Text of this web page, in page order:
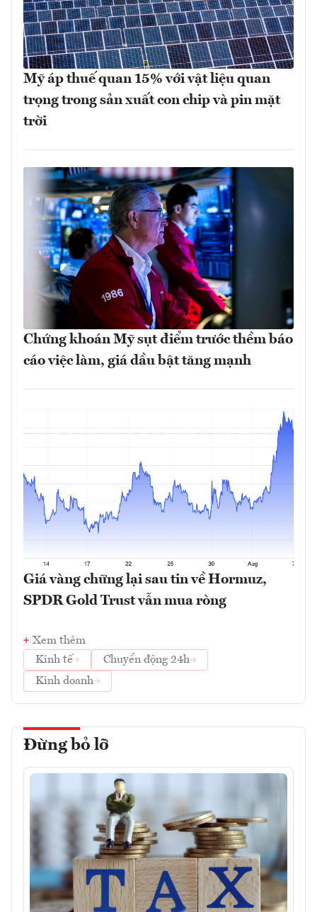
Mỹ áp thuế quan 15% với vật liệu quan
trọng trong sản xuất con chip và pin mặt
trời
Chứng khoán Mỹ sụt điểm trước thềm báo
cáo việc làm, giá dầu bật tăng mạnh
Giá vàng chững lại sau tin về Hormuz,
SPDR Gold Trust vẫn mua ròng
Xem thêm
Kinh tế
Chuyển động 24h
Kinh doanh
Đừng bỏ lỡ